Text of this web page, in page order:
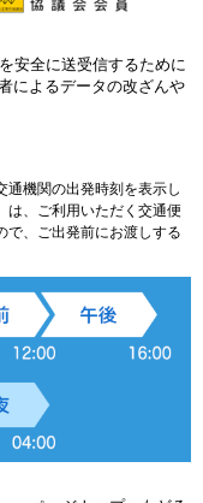
安全に送受信するために
によるデータの改ざんや
通機関の出発時刻を表示し
は、ご利用いただく交通便
で、ご出発前にお渡しする